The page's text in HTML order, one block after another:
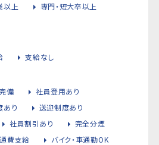
以上
専門・短大卒以上
支給なし
備
社員登用あり
あり
送迎制度あり
社員割引あり
完全分煙
費支給
バイク・車通勤OK